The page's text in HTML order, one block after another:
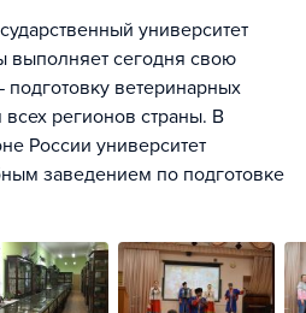
университет
выполняет сегодня свою
ветеринарных
регионов страны. В
России университет
заведением по подготовке